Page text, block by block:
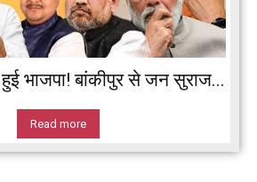
भाजपा! बांकीपुर से जन सुराज...
Read more